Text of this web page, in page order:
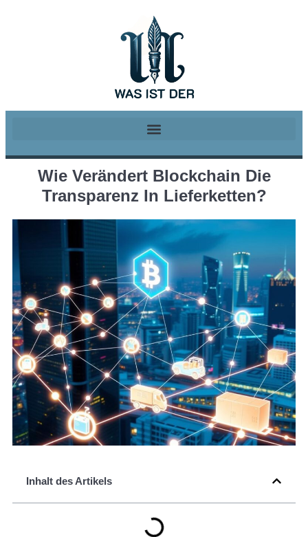
Wie Verändert Blockchain Die
Transparenz In Lieferketten?
Inhalt des Artikels